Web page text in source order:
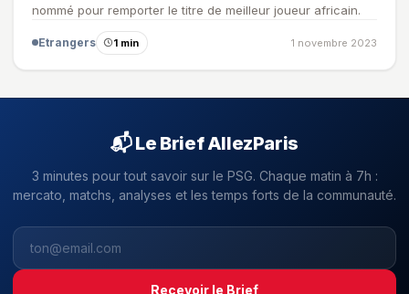
nommé pour remporter le titre de meilleur joueur africain.
Etrangers 1 min 1 novembre 2023
📬 Le Brief AllezParis
3 minutes pour tout savoir sur le PSG. Chaque matin à 7h :
mercato, matchs, analyses et les temps forts de la communauté.
Recevoir le Brief